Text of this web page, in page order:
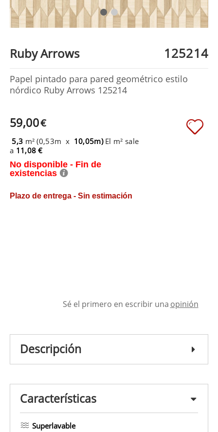
Ruby Arrows 125214
Papel pintado para pared geométrico estilo
nórdico Ruby Arrows 125214
59,00€
5,3 m² (0,53m x 10,05m) El m² sale
a 11,08 €
No disponible - Fin de
existencias
Plazo de entrega - Sin estimación
Sé el primero en escribir una opinión
Descripción
Características
Superlavable